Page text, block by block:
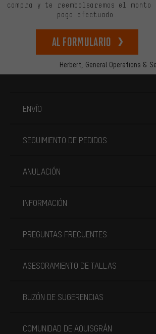
Herbert, General Operations &
compra y te reembolsaremos el monto
pago efectuado.
Al formulario
ENVÍO
SEGUIMIENTO DE PEDIDOS
ANULACIÓN
INFORMACIÓN
PREGUNTAS FRECUENTES
ASESORAMIENTO DE TALLAS
BUZÓN DE SUGERENCIAS
COMUNIDAD DE AQUISGRÁN